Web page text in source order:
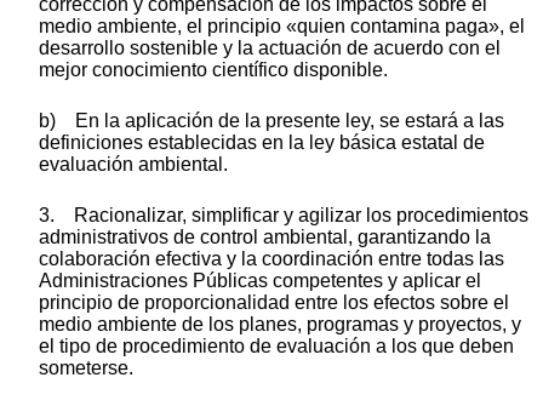
medio ambiente, el principio «quien contamina paga», el
desarrollo sostenible y la actuación de acuerdo con el
mejor conocimiento científico disponible.
b) En la aplicación de la presente ley, se estará a las
definiciones establecidas en la ley básica estatal de
evaluación ambiental.
3. Racionalizar, simplificar y agilizar los procedimientos
administrativos de control ambiental, garantizando la
colaboración efectiva y la coordinación entre todas las
Administraciones Públicas competentes y aplicar el
principio de proporcionalidad entre los efectos sobre el
medio ambiente de los planes, programas y proyectos, y
el tipo de procedimiento de evaluación a los que deben
someterse.